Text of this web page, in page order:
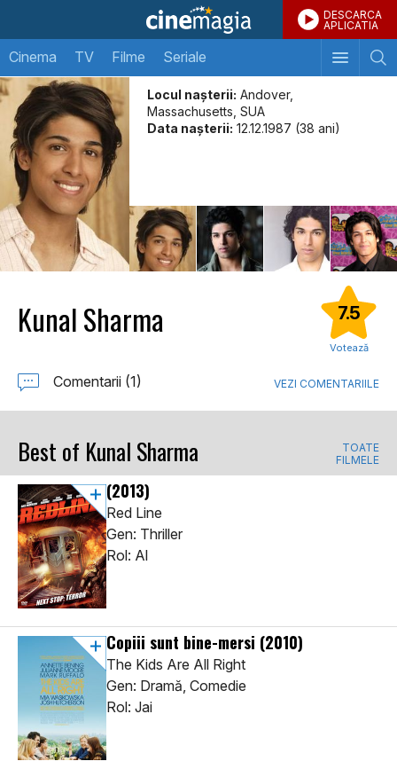
DESCARCA
APLICATIA
Cinema TV Filme Seriale
Locul naşterii: Andover,
Massachusetts, SUA
Data naşterii: 12.12.1987 (38 ani)
Kunal Sharma 7.5
Votează
Comentarii (1) VEZI COMENTARIILE
Best of Kunal Sharma
TOATE
FILMELE
(2013)
Red Line
Gen: Thriller
Rol: Al
Copiii sunt bine-mersi (2010)
The Kids Are All Right
Gen: Dramă, Comedie
Rol: Jai